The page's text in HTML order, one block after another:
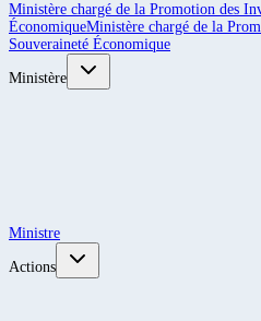
Ministère chargé de la Promotion des
ÉconomiqueMinistère chargé de la
Souveraineté Économique
Ministère
Ministre
Actions